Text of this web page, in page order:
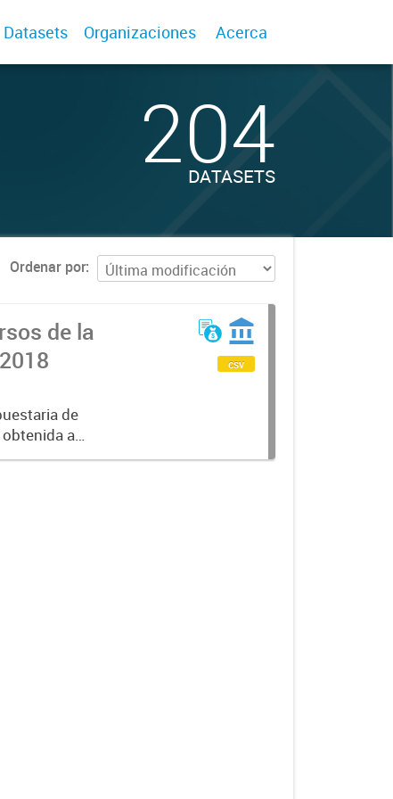
Datasets Organizaciones Acerca
204
DATASETS
Ordenar por
de la
de
a
al ejercicio
csv